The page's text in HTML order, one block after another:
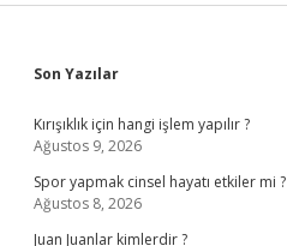
Sidebar
Son Yazılar
Kırışıklık için hangi işlem yapılır ?
Ağustos 9, 2026
Spor yapmak cinsel hayatı etkiler mi ?
Ağustos 8, 2026
Juan Juanlar kimlerdir ?